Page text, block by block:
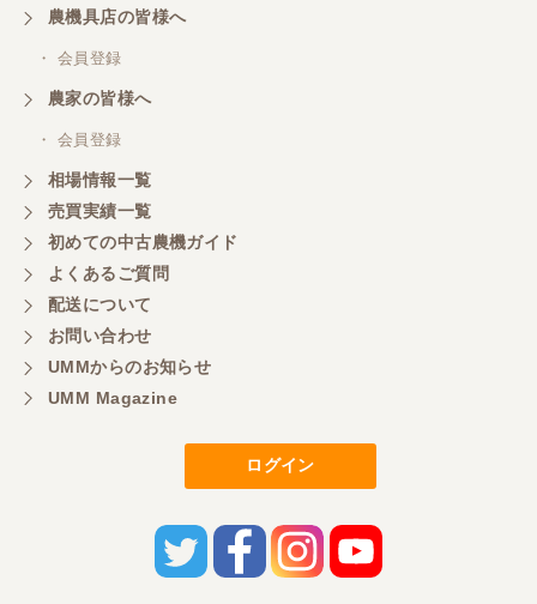
農機具店の皆様へ
・ 会員登録
農家の皆様へ
・ 会員登録
相場情報一覧
売買実績一覧
初めての中古農機ガイド
よくあるご質問
配送について
お問い合わせ
UMMからのお知らせ
UMM Magazine
ログイン